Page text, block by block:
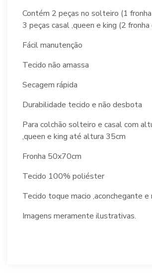
Contém 2 peças no solteiro (1
3 peças casal ,queen e king (2
Fácil manutenção
Tecido não amassa
Secagem rápida
Durabilidade tecido e não desbota
Para colchão solteiro e casal com
,queen e king até altura 35cm
Fronha 50x70cm
Tecido 100% poliéster
Tecido toque macio ,aconchegante e
Imagens meramente ilustrativas.